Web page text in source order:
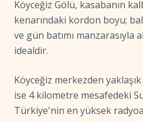
Köyceğiz Gölü, kasabanın
kenarındaki kordon boyu;
ve gün batımı manzarasıyla
idealdir.
Köyceğiz merkezden
ise 4 kilometre mesafedeki
Türkiye'nin en yüksek